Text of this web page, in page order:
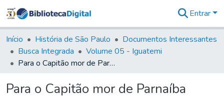
&
Coleções
Tudo na
Biblioteca
Estatísticas
Entrar
Início História de São Paulo
Documentos Interessantes
Busca Integrada
Volume 05 - Iguatemi
Para o Capitão mor de Parnaíba
Para o Capitão mor de Parnaíba